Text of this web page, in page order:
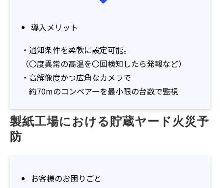
導入メリット
・通知条件を柔軟に設定可能。
（〇度異常の高温を〇回検知したら発報など）
・高解像度かつ広角なカメラで
約70mのコンベアーを最小限の台数で監視
製紙工場における貯蔵ヤード火災予
防
お客様のお困りごと